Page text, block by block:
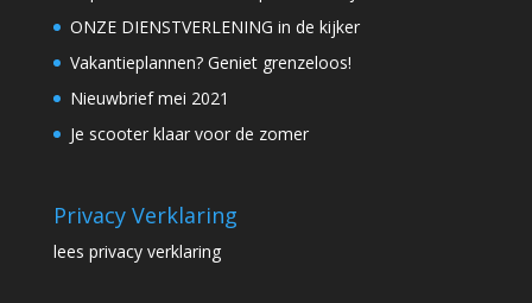
ONZE DIENSTVERLENING in de kijker
Vakantieplannen? Geniet grenzeloos!
Nieuwbrief mei 2021
Je scooter klaar voor de zomer
Privacy Verklaring
lees privacy verklaring